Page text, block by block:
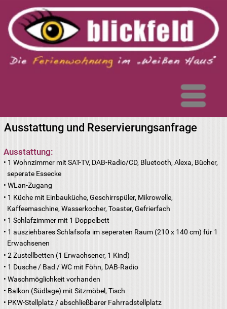
seperate Essecke
WLan-Zugang
Kaffeemaschine, Wasserkocher, Toaster, Gefrierfach
1 Schlafzimmer mit 1 Doppelbett
1 ausziehbares Schlafsofa im seperaten Raum (210 x 140 cm) für 1
Erwachsenen
2 Zustellbetten (1 Erwachsener, 1 Kind)
1 Dusche / Bad / WC mit Föhn, DAB-Radio
Waschmöglichkeit vorhanden
Balkon (Südlage) mit Sitzmöbel, Tisch
PKW-Stellplatz / abschließbarer Fahrradstellplatz
Beschreibung:
In einer ruhigen Straße gelegen, befindet sich das "Weiße Haus" mit der
Ferienwohnung auf einem ca. 1000 m
Die Ferienwohnung befindet sich im Obergeschoß. Durch die
ausgezeichnete Lage haben Sie fast den gesamten Tag
Sonnenstunden,
die sie auf einem Balkon mit Südlage geniessen können. Eine
Rauchmöglichkeit ist auf dem Balkon.
Zusätzlich zu den 2 Schlafplätzen befinden sich 2 Zustellbetten
(1 Erwachsener, 1 Kind) in der Wohnung, die individuell aufgestellt